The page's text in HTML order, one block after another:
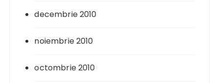
decembrie 2010
noiembrie 2010
octombrie 2010